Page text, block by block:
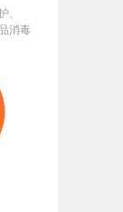
、
消毒